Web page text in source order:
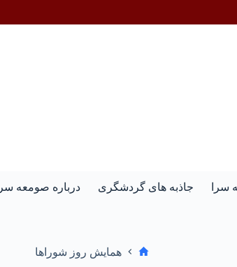
سرا جاذبه های گردشگری درباره صومعه سرا
همایش روز شوراها